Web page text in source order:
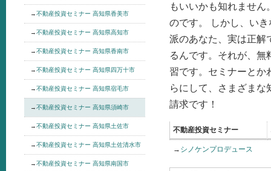
→不動産投資セミナー 高知県香美市
→不動産投資セミナー 高知県高知市
→不動産投資セミナー 高知県香南市
→不動産投資セミナー 高知県四万十市
→不動産投資セミナー 高知県宿毛市
→不動産投資セミナー 高知県須崎市
→不動産投資セミナー 高知県土佐市
→不動産投資セミナー 高知県土佐清水市
→不動産投資セミナー 高知県南国市
もいいかも知れませ
のです。 しかし、い
派のあなた、実は正解
るんです。それが、
習です。セミナーとか
らにして、さまざま
請求です！
不動産投資セミナー
→ シノケンプロデュース